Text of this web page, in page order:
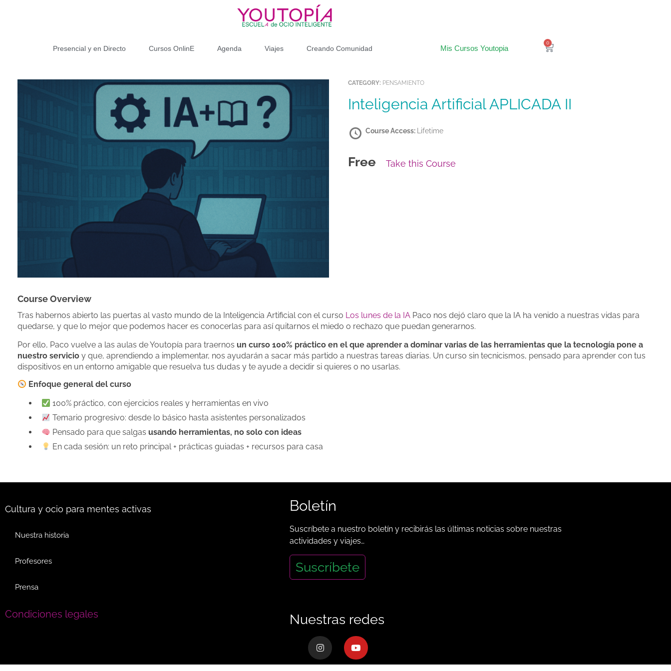
Presencial y en Directo Cursos OnlinE Agenda Viajes Creando Comunidad Mis Cursos Youtopia
0
CATEGORY: PENSAMIENTO
Inteligencia Artificial APLICADA II
Course Access: Lifetime
Free Take this Course
Course Overview
Tras habernos abierto las puertas al vasto mundo de la Inteligencia Artificial con el curso Los lunes de la IA Paco nos dejó claro que la IA ha venido a nuestras vidas para
quedarse, y que lo mejor que podemos hacer es conocerlas para así quitarnos el miedo o rechazo que puedan generarnos.
Por ello, Paco vuelve a las aulas de Youtopía para traernos un curso 100% práctico en el que aprender a dominar varias de las herramientas que la tecnología pone a
nuestro servicio y que, aprendiendo a implementar, nos ayudarán a sacar más partido a nuestras tareas diarias. Un curso sin tecnicismos, pensado para aprender con tus
dispositivos en un entorno amigable que resuelva tus dudas y te ayude a decidir si quieres o no usarlas.
Enfoque general del curso
100% práctico, con ejercicios reales y herramientas en vivo
Temario progresivo: desde lo básico hasta asistentes personalizados
Pensado para que salgas usando herramientas, no solo con ideas
En cada sesión: un reto principal + prácticas guiadas + recursos para casa
Cultura y ocio para mentes activas
Nuestra historia
Profesores
Prensa
Condiciones legales
Boletín
Suscríbete a nuestro boletín y recibirás las últimas noticias sobre nuestras
actividades y viajes…
Suscríbete
Nuestras redes